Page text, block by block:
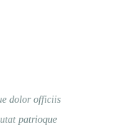
dolor officiis
patrioque